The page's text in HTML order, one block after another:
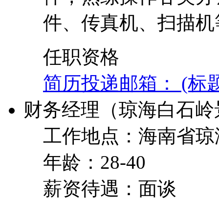
件、传真机、扫描
任职资格
简历投递邮箱： (标
财务经理（琼海白石
工作地点：海南省
年龄：28-40
薪资待遇：面谈